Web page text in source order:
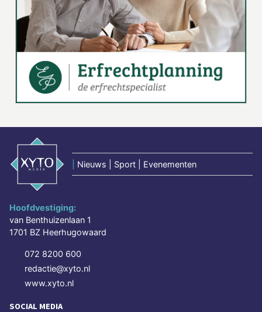
Nieuws | Sport | Evenementen
Hoofdvestiging:
van Benthuizenlaan 1
1701 BZ Heerhugowaard
072 8200 600
redactie@xyto.nl
www.xyto.nl
SOCIAL MEDIA